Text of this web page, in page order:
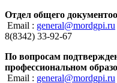
Отдел общего
Email : general@mordgpi.ru
8(8342) 33-92-67
По вопросам
профессиональном
Email : general@mordgpi.ru